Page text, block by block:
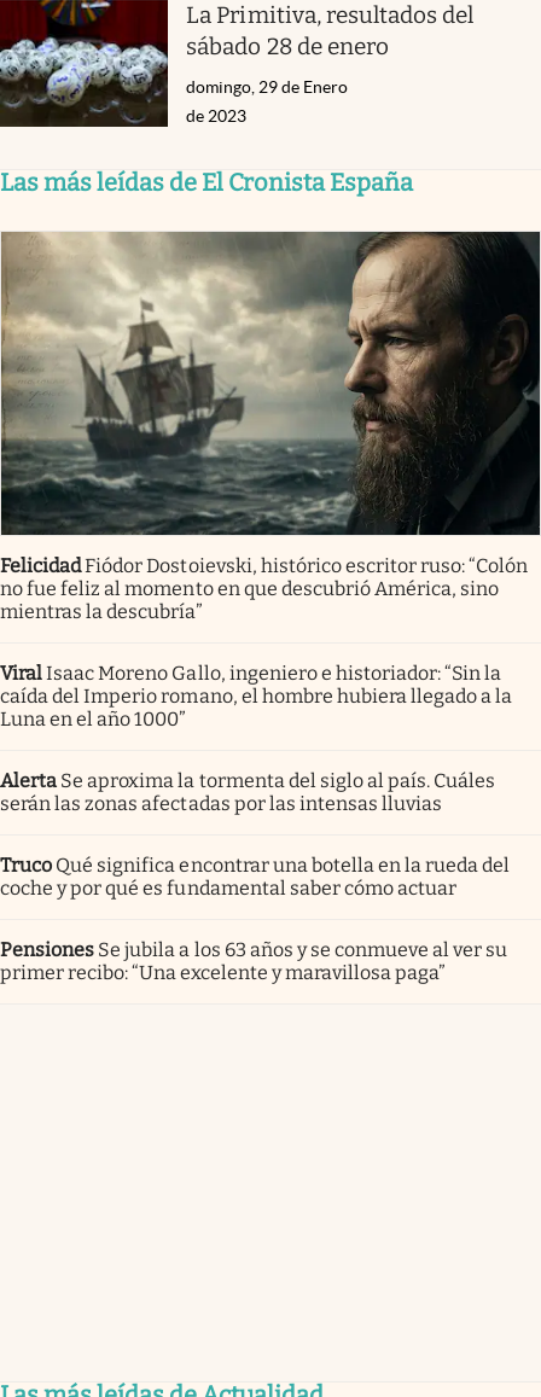
La Primitiva, resultados del
sábado 28 de enero
domingo, 29 de Enero
de 2023
Las más leídas de El Cronista España
FelicidadFiódor Dostoievski, histórico escritor ruso: “Colón
no fue feliz al momento en que descubrió América, sino
mientras la descubría”
ViralIsaac Moreno Gallo, ingeniero e historiador: “Sin la
caída del Imperio romano, el hombre hubiera llegado a la
Luna en el año 1000”
Alerta Se aproxima la tormenta del siglo al país. Cuáles
serán las zonas afectadas por las intensas lluvias
Truco Qué significa encontrar una botella en la rueda del
coche y por qué es fundamental saber cómo actuar
Pensiones Se jubila a los 63 años y se conmueve al ver su
primer recibo: “Una excelente y maravillosa paga”